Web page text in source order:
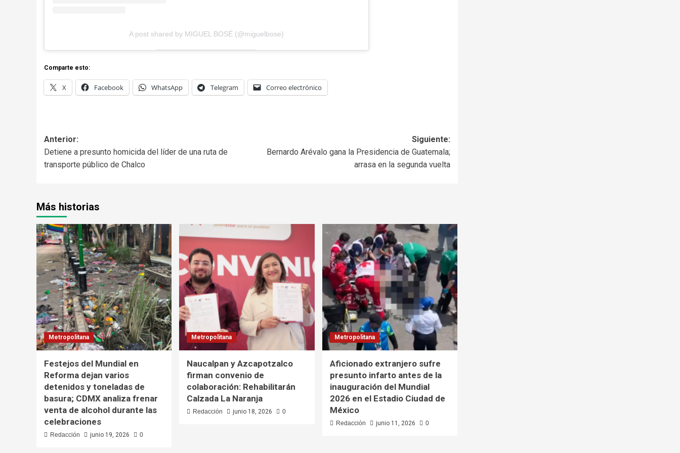
A post shared by MIGUEL BOSÉ (@miguelbose)
Comparte esto:
X Facebook WhatsApp Telegram Correo electrónico
Anterior:
Detiene a presunto homicida del líder de una ruta de
transporte público de Chalco
Siguiente:
Bernardo Arévalo gana la Presidencia de Guatemala;
arrasa en la segunda vuelta
Más historias
Metropolitana
Festejos del Mundial en
Reforma dejan varios
detenidos y toneladas de
basura; CDMX analiza frenar
venta de alcohol durante las
celebraciones
Redacción junio 19, 2026 0
Metropolitana
Naucalpan y Azcapotzalco
firman convenio de
colaboración: Rehabilitarán
Calzada La Naranja
Redacción junio 18, 2026 0
Metropolitana
Aficionado extranjero sufre
presunto infarto antes de la
inauguración del Mundial
2026 en el Estadio Ciudad de
México
Redacción junio 11, 2026 0